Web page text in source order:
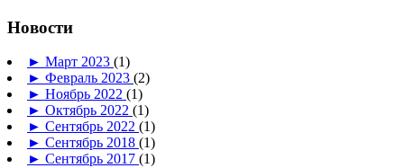
Новости
► Март 2023 (1)
► Февраль 2023 (2)
► Ноябрь 2022 (1)
► Октябрь 2022 (1)
► Сентябрь 2022 (1)
► Сентябрь 2018 (1)
► Сентябрь 2017 (1)